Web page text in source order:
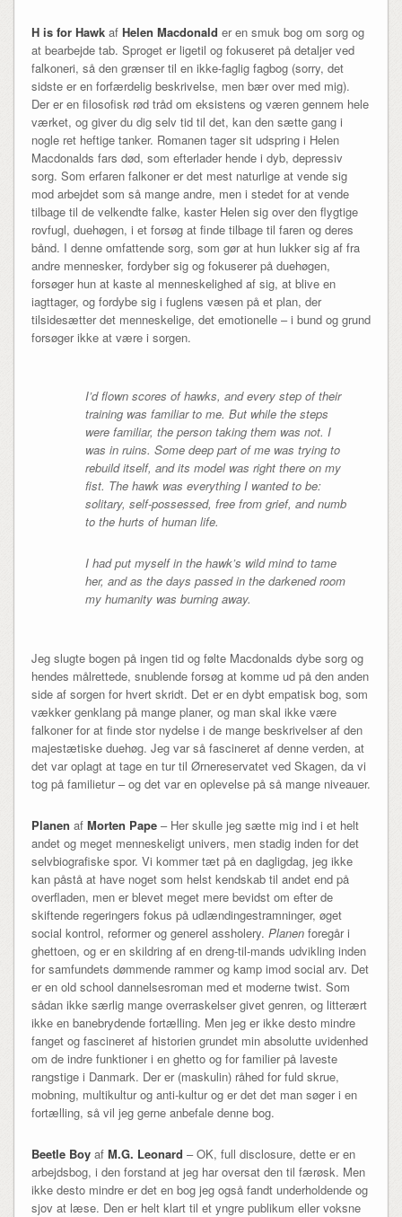
H is for Hawkaf Helen Macdonald er en smuk bog om sorg og
at bearbejde tab. Sproget er ligetil og fokuseret på detaljer ved
falkoneri, så den grænser til en ikke-faglig fagbog (sorry, det
sidste er en forfærdelig beskrivelse, men bær over med mig).
Der er en filosofisk rød tråd om eksistens og væren gennem hele
værket, og giver du dig selv tid til det, kan den sætte gang i
nogle ret heftige tanker. Romanen tager sit udspring i Helen
Macdonalds fars død, som efterlader hende i dyb, depressiv
sorg. Som erfaren falkoner er det mest naturlige at vende sig
mod arbejdet som så mange andre, men i stedet for at vende
tilbage til de velkendte falke, kaster Helen sig over den flygtige
rovfugl, duehøgen, i et forsøg at finde tilbage til faren og deres
bånd. I denne omfattende sorg, som gør at hun lukker sig af fra
andre mennesker, fordyber sig og fokuserer på duehøgen,
forsøger hun at kaste al menneskelighed af sig, at blive en
iagttager, og fordybe sig i fuglens væsen på et plan, der
tilsidesætter det menneskelige, det emotionelle – i bund og grund
forsøger ikke at være i sorgen.
I’d flown scores of hawks, and every step of their
training was familiar to me. But while the steps
were familiar, the person taking them was not. I
was in ruins. Some deep part of me was trying to
rebuild itself, and its model was right there on my
fist. The hawk was everything I wanted to be:
solitary, self-possessed, free from grief, and numb
to the hurts of human life.
I had put myself in the hawk’s wild mind to tame
her, and as the days passed in the darkened room
my humanity was burning away.
Jeg slugte bogen på ingen tid og følte Macdonalds dybe sorg og
hendes målrettede, snublende forsøg at komme ud på den anden
side af sorgen for hvert skridt. Det er en dybt empatisk bog, som
vækker genklang på mange planer, og man skal ikke være
falkoner for at finde stor nydelse i de mange beskrivelser af den
majestætiske duehøg. Jeg var så fascineret af denne verden, at
det var oplagt at tage en tur til Ørnereservatet ved Skagen, da vi
tog på familietur – og det var en oplevelse på så mange niveauer.
Planen af Morten Pape– Her skulle jeg sætte mig ind i et helt
andet og meget menneskeligt univers, men stadig inden for det
selvbiografiske spor. Vi kommer tæt på en dagligdag, jeg ikke
kan påstå at have noget som helst kendskab til andet end på
overfladen, men er blevet meget mere bevidst om efter de
skiftende regeringers fokus på udlændingestramninger, øget
social kontrol, reformer og generel assholery. Planenforegår i
ghettoen, og er en skildring af en dreng-til-mands udvikling inden
for samfundets dømmende rammer og kamp imod social arv. Det
er en old school dannelsesroman med et moderne twist. Som
sådan ikke særlig mange overraskelser givet genren, og litterært
ikke en banebrydende fortælling. Men jeg er ikke desto mindre
fanget og fascineret af historien grundet min absolutte uvidenhed
om de indre funktioner i en ghetto og for familier på laveste
rangstige i Danmark. Der er (maskulin) råhed for fuld skrue,
mobning, multikultur og anti-kultur og er det det man søger i en
fortælling, så vil jeg gerne anbefale denne bog.
Beetle Boyaf M.G. Leonard – OK, full disclosure, dette er en
arbejdsbog, i den forstand at jeg har oversat den til færøsk. Men
ikke desto mindre er det en bog jeg også fandt underholdende og
sjov at læse. Den er helt klart til et yngre publikum eller voksne